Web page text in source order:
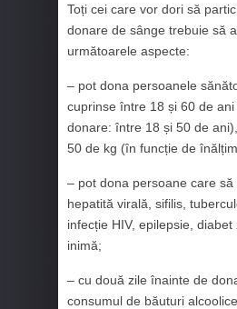
Toți cei care vor dori să
donare de sânge trebuie să
următoarele aspecte:
– pot dona persoanele
cuprinse între 18 și 60 de
donare: între 18 și 50 de
50 de kg (în funcție de
– pot dona persoane care să
hepatită virală, sifilis,
infecție HIV, epilepsie,
inimă;
– cu două zile înainte de
consumul de băuturi